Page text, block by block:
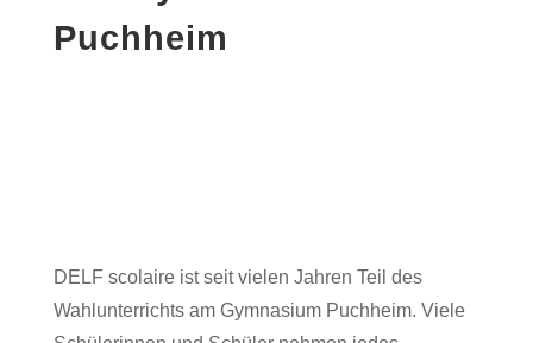
Puchheim
DELF scolaire ist seit vielen Jahren Teil des
Wahlunterrichts am Gymnasium Puchheim. Viele